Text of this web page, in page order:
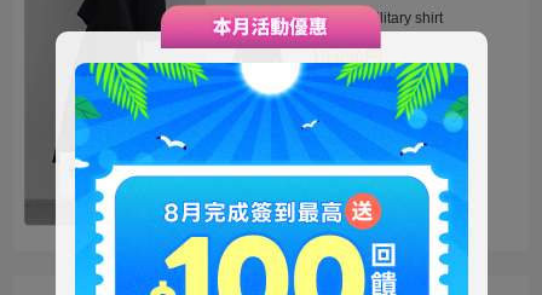
・2way military shirt
dress
NT2,378
【洗える】褒めらレディ
テーラード ジャケット
14,900円
NT3,224